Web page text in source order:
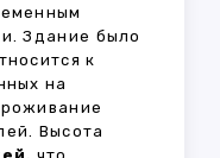
Здание было
к
на
Высота